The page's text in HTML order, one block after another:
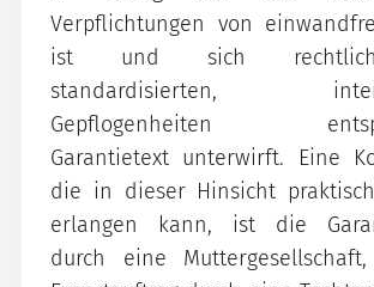
Verpflichtungen von
ist und sich
standardisierten,
Gepflogenheiten
Garantietext unterwirft. Eine
die in dieser Hinsicht
erlangen kann, ist die
durch eine